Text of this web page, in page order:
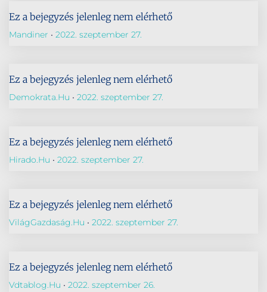
Ez a bejegyzés jelenleg nem elérhető
Mandiner 2022. szeptember 27.
Ez a bejegyzés jelenleg nem elérhető
Demokrata.hu 2022. szeptember 27.
Ez a bejegyzés jelenleg nem elérhető
Hirado.hu 2022. szeptember 27.
Ez a bejegyzés jelenleg nem elérhető
VilágGazdaság.hu 2022. szeptember 27.
Ez a bejegyzés jelenleg nem elérhető
Vdtablog.hu 2022. szeptember 26.